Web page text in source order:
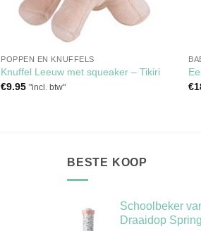
POPPEN EN KNUFFELS
Knuffel Leeuw met squeaker – Tikiri
€9.95 "incl. btw"
€
BESTE KOOP
Schoolbeker
Draaidop